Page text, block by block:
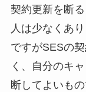
契約更新を断
人は少なくあり
ですがSESの
く、自分のキ
断してよいもの